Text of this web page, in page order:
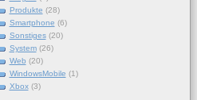
Produkte (28)
Smartphone (6)
Sonstiges (20)
System (26)
Web (20)
WindowsMobile (1)
Xbox (3)